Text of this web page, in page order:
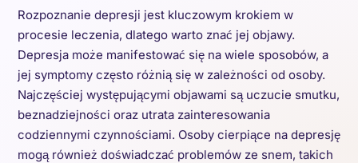
Rozpoznanie depresji jest kluczowym krokiem w
procesie leczenia, dlatego warto znać jej objawy.
Depresja może manifestować się na wiele sposobów, a
jej symptomy często różnią się w zależności od osoby.
Najczęściej występującymi objawami są uczucie smutku,
beznadziejności oraz utrata zainteresowania
codziennymi czynnościami. Osoby cierpiące na depresję
mogą również doświadczać problemów ze snem, takich